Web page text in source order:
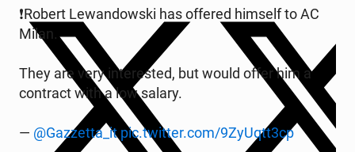
❗️Ro­bert Le­wan­dow­ski has offered himself to AC
Milan.
They are very in­te­re­sted, but would offer him a
con­tract with a low salary.
— @Gaz­zet­ta_it pic.twitter.com/9ZyUqtt3cp